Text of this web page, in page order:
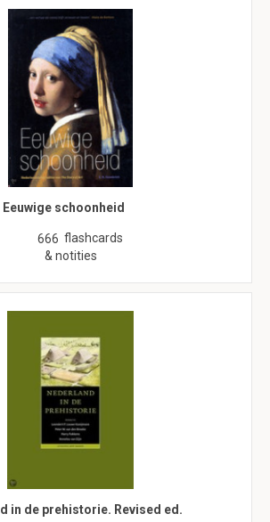
Eeuwige schoonheid
666 flashcards
& notities
in de prehistorie. Revised ed.